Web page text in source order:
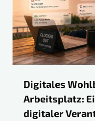
Digitales
Arbeitsplatz:
digitaler